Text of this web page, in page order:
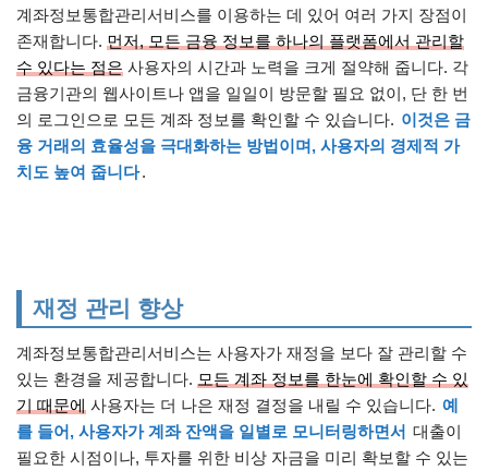
계좌정보통합관리서비스를 이용하는 데 있어 여러 가지 장점이
존재합니다. 먼저, 모든 금융 정보를 하나의 플랫폼에서 관리할
수 있다는 점은 사용자의 시간과 노력을 크게 절약해 줍니다. 각
금융기관의 웹사이트나 앱을 일일이 방문할 필요 없이, 단 한 번
의 로그인으로 모든 계좌 정보를 확인할 수 있습니다. 이것은 금
융 거래의 효율성을 극대화하는 방법이며, 사용자의 경제적 가
치도 높여 줍니다.
재정 관리 향상
계좌정보통합관리서비스는 사용자가 재정을 보다 잘 관리할 수
있는 환경을 제공합니다. 모든 계좌 정보를 한눈에 확인할 수 있
기 때문에 사용자는 더 나은 재정 결정을 내릴 수 있습니다. 예
를 들어, 사용자가 계좌 잔액을 일별로 모니터링하면서 대출이
필요한 시점이나, 투자를 위한 비상 자금을 미리 확보할 수 있는